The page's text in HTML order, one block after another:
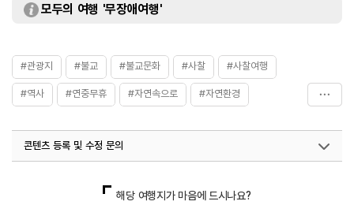
모두의 여행 '무장애여행'
#관광지 #불교 #불교문화 #사찰 #사찰여행
#역사 #연중무휴 #자연속으로 #자연환경
#전통사찰 #정혜사탱화
콘텐츠 등록 및 수정 문의
해당 여행지가 마음에 드시나요?